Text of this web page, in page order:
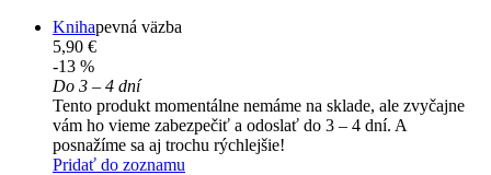
Knihapevná väzba
5,90 €
-13 %
Do 3 – 4 dní
Tento produkt momentálne nemáme na sklade, ale zvyčajne
vám ho vieme zabezpečiť a odoslať do 3 – 4 dní. A
posnažíme sa aj trochu rýchlejšie!
Pridať do zoznamu